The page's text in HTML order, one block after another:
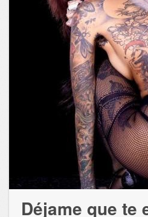
Déjame que te